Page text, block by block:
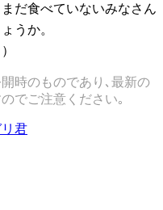
だ食べていないみなさん
うか。
時のものであり､最新の
でご注意ください｡
君